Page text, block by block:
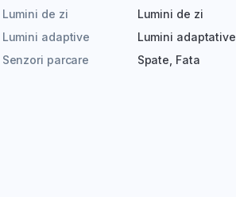
Lumini de zi
Lumini de zi
Lumini adaptive
Lumini adaptative
Senzori parcare
Spate, Fata